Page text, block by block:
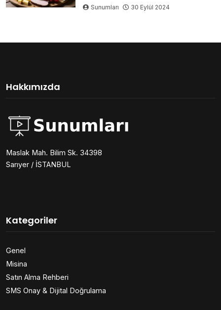
Sunumları 30 Eylül 2024
Hakkımızda
Maslak Mah. Bilim Sk. 34398
Sarıyer / İSTANBUL
Kategoriler
Genel
Misina
Satın Alma Rehberi
SMS Onay & Dijital Doğrulama